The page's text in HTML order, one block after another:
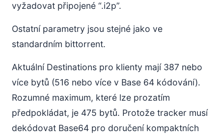
vyžadovat připojené “.i2p”.
Ostatní parametry jsou stejné jako ve
standardním bittorrent.
Aktuální Destinations pro klienty mají 387 nebo
více bytů (516 nebo více v Base 64 kódování).
Rozumné maximum, které lze prozatím
předpokládat, je 475 bytů. Protože tracker musí
dekódovat Base64 pro doručení kompaktních